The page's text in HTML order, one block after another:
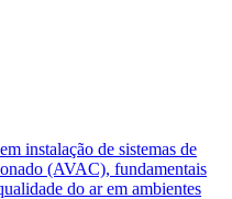
instalação de sistemas de
(AVAC), fundamentais
do ar em ambientes